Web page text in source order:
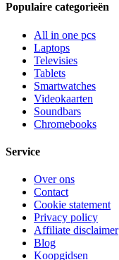
Populaire categorieën
All in one pcs
Laptops
Televisies
Tablets
Smartwatches
Videokaarten
Soundbars
Chromebooks
Service
Over ons
Contact
Cookie statement
Privacy policy
Affiliate disclaimer
Blog
Koopgidsen